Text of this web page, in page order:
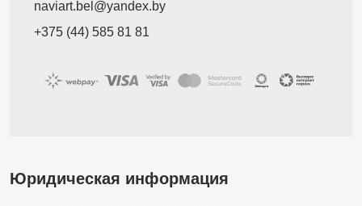
naviart.bel@yandex.by
+375 (44) 585 81 81
Юридическая информация